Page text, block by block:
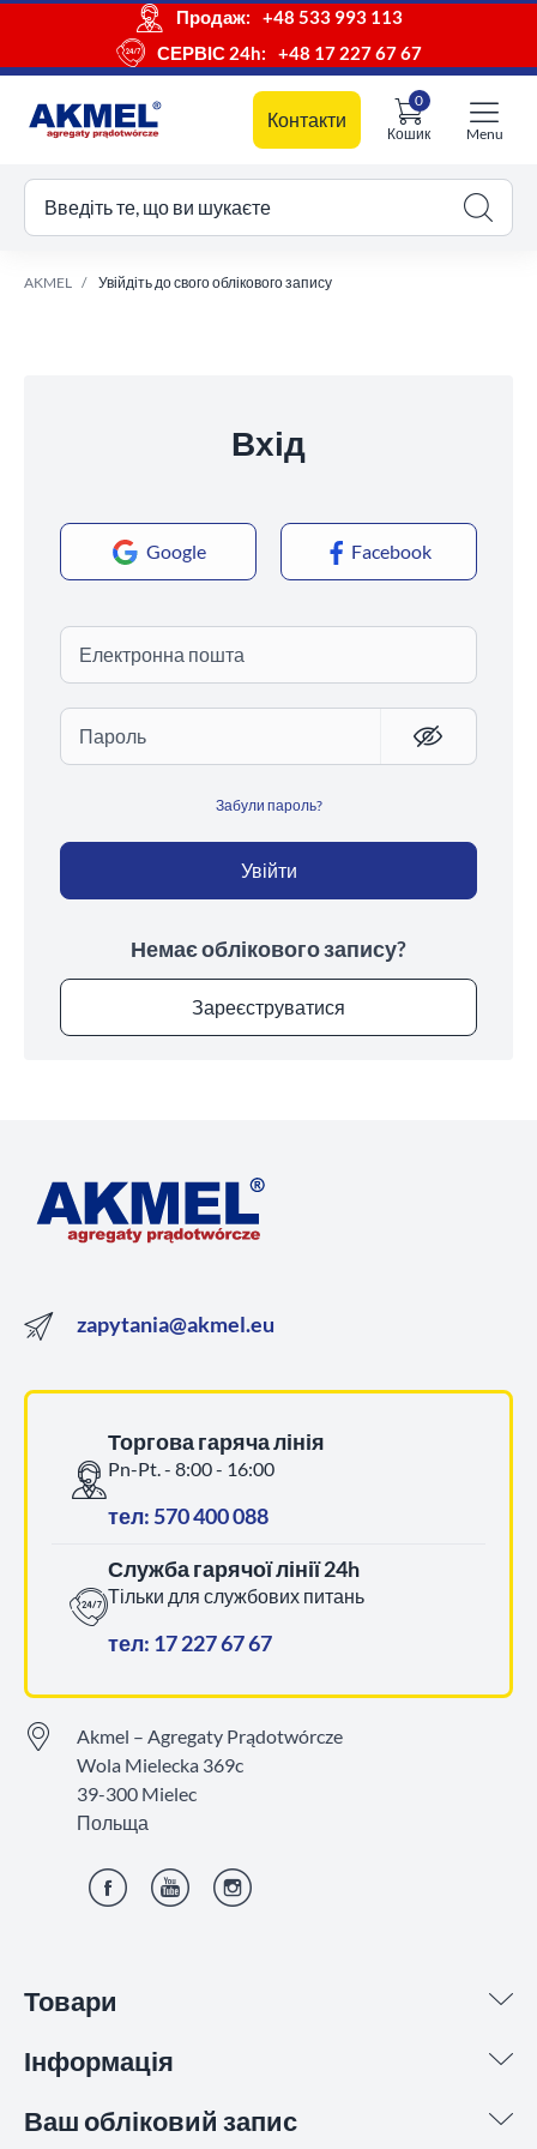
Продаж:
+48 533 993 113
СЕРВІС 24h:
+48 17 227 67 67
Контакти
Кошик
0
кошик
Menu
Введіть те, що ви шукаєте
AKMEL Увійдіть до свого облікового запису
Вхід
Facebook
Google
Електронна пошта
Пароль
Забули пароль?
Увійти
Немає облікового запису?
Зареєструватися
Товари
Інформація
Ваш обліковий запис
zapytania@akmel.eu
Торгова гаряча лінія
Pn-Pt. - 8:00 - 16:00
тел: 570 400 088
Служба гарячої лінії 24h
Тільки для службових питань
тел: 17 227 67 67
Akmel – Agregaty Prądotwórcze
Wola Mielecka 369c
39-300 Mielec
Польща